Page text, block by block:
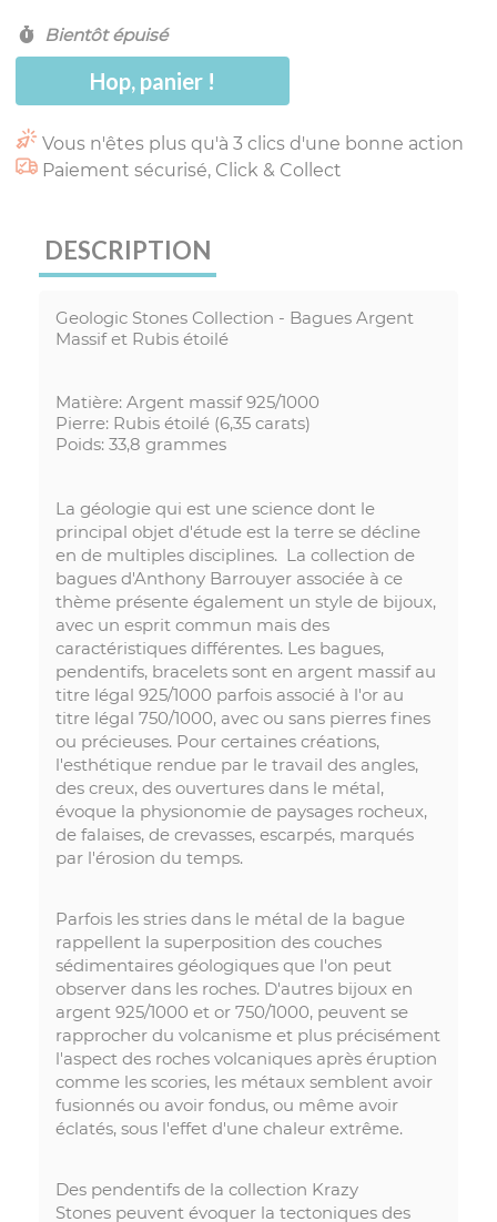
Bientôt épuisé
Hop, panier !
Vous n'êtes plus qu'à 3 clics d'une bonne action
Paiement sécurisé, Click & Collect
DESCRIPTION
Geologic Stones Collection - Bagues Argent
Massif et Rubis étoilé
Matière: Argent massif 925/1000
Pierre: Rubis étoilé (6,35 carats)
Poids: 33,8 grammes
La géologie qui est une science dont le
principal objet d'étude est la terre se décline
en de multiples disciplines. La collection de
bagues d'Anthony Barrouyer associée à ce
thème présente également un style de bijoux,
avec un esprit commun mais des
caractéristiques différentes. Les bagues,
pendentifs, bracelets sont en argent massif au
titre légal 925/1000 parfois associé à l'or au
titre légal 750/1000, avec ou sans pierres fines
ou précieuses. Pour certaines créations,
l'esthétique rendue par le travail des angles,
des creux, des ouvertures dans le métal,
évoque la physionomie de paysages rocheux,
de falaises, de crevasses, escarpés, marqués
par l'érosion du temps.
Parfois les stries dans le métal de la bague
rappellent la superposition des couches
sédimentaires géologiques que l'on peut
observer dans les roches. D'autres bijoux en
argent 925/1000 et or 750/1000, peuvent se
rapprocher du volcanisme et plus précisément
l'aspect des roches volcaniques après éruption
comme les scories, les métaux semblent avoir
fusionnés ou avoir fondus, ou même avoir
éclatés, sous l'effet d'une chaleur extrême.
Des pendentifs de la collection Krazy
Stones peuvent évoquer la tectoniques des